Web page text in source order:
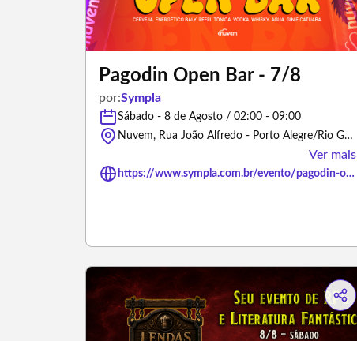
Pagodin Open Bar - 7/8
por:Sympla
Sábado - 8 de Agosto / 02:00 - 09:00
Nuvem, Rua João Alfredo - Porto Alegre/Rio Grande do Sul
Ver mais
https://www.sympla.com.br/evento/pagodin-open-bar-7-8/3498354